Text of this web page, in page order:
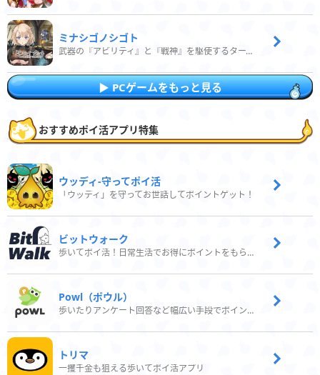
ミナシゴノシゴト
武器の『アビリティ』と『戦神』を駆使するターン制コマンドバトルRPG！
PCゲームをもっと見る
おすすめポイ活アプリ特集
ウッディ‐守ってポイ活
「ウッディ」を守ってお世話してポイントゲット！
ビットウォーク
歩いてポイ活！日常生活でお得にポイントをもらおう
Powl（ポウル）
歩いたりアンケート回答など幅広い手段でポイントをゲット
トリマ
一攫千金も狙える歩いてポイ活アプリ